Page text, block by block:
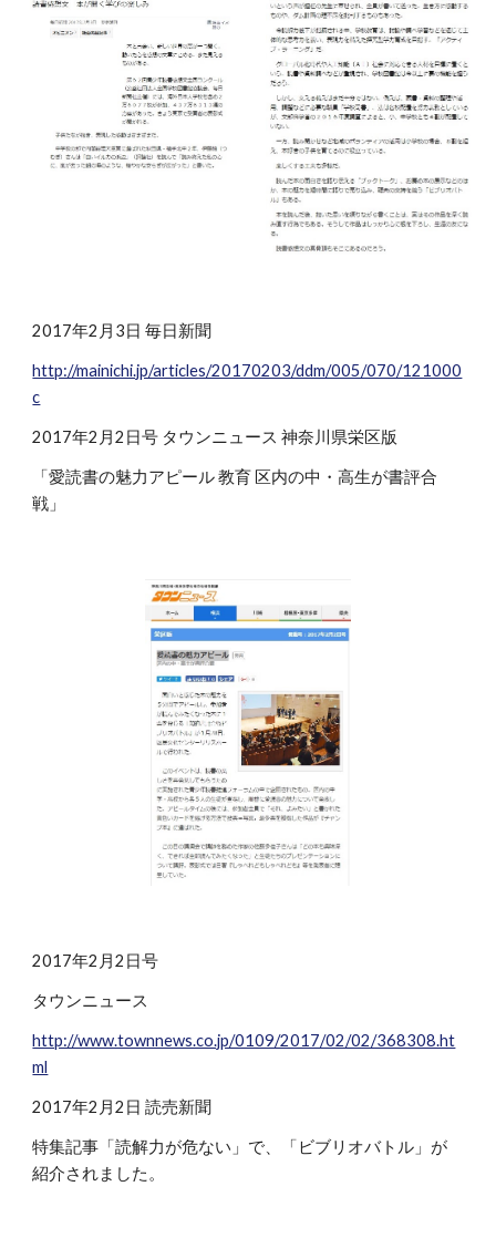
2017年2月3日 毎日新聞
http://mainichi.jp/articles/20170203/ddm/005/070/121000
c
2017年2月2日号 タウンニュース 神奈川県栄区版
「愛読書の魅力アピール 教育 区内の中・高生が書評合
戦」
2017年2月2日号
タウンニュース
http://www.townnews.co.jp/0109/2017/02/02/368308.ht
ml
2017年2月2日 読売新聞
特集記事「読解力が危ない」で、「ビブリオバトル」が
紹介されました。